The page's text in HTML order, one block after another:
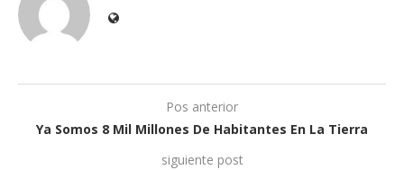
Pos anterior
Ya Somos 8 Mil Millones De Habitantes En La Tierra
siguiente post